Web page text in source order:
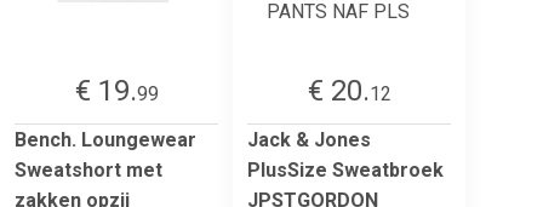
€ 19.99
Bench. Loungewear
Sweatshort met
zakken opzij
€ 20.12
Jack & Jones
PlusSize Sweatbroek
JPSTGORDON